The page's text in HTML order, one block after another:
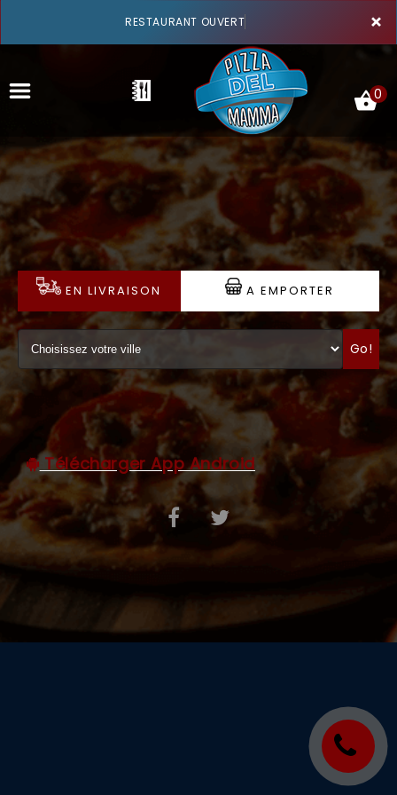
×
RESTAURANT OUVERT
ACCUEIL
LA CARTE
VOTRE COMPTE
NOTRE RESTAURANT
VOS AVIS
MENTIONS LÉGALES
C.G.V
0
EN LIVRAISON A EMPORTER
Go!
Télécharger App Android